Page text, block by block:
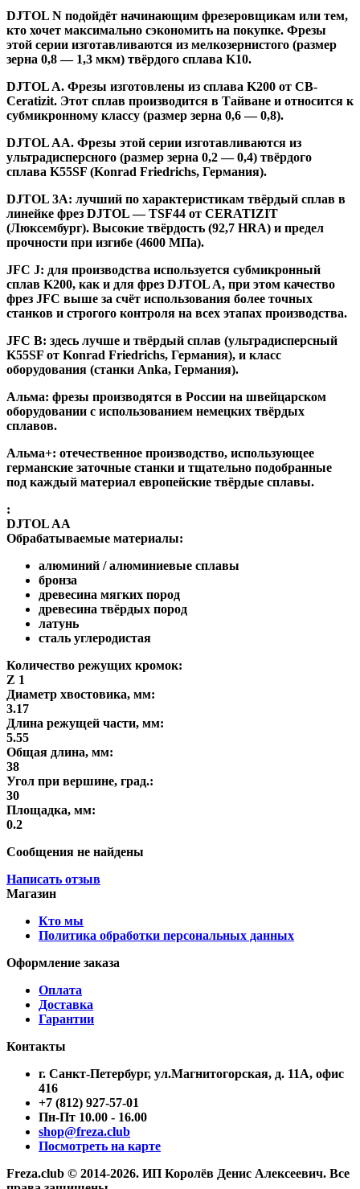
DJTOL N подойдёт начинающим фрезеровщикам или тем,
кто хочет максимально сэкономить на покупке. Фрезы
этой серии изготавливаются из мелкозернистого (размер
зерна 0,8 — 1,3 мкм) твёрдого сплава K10.
DJTOL A. Фрезы изготовлены из сплава K200 от CB-
Ceratizit. Этот сплав производится в Тайване и относится к
субмикронному классу (размер зерна 0,6 — 0,8).
DJTOL AA. Фрезы этой серии изготавливаются из
ультрадисперсного (размер зерна 0,2 — 0,4) твёрдого
сплава K55SF (Konrad Friedrichs, Германия).
DJTOL 3A: лучший по характеристикам твёрдый сплав в
линейке фрез DJTOL — TSF44 от CERATIZIT
(Люксембург). Высокие твёрдость (92,7 HRA) и предел
прочности при изгибе (4600 МПа).
JFC J: для производства используется субмикронный
сплав K200, как и для фрез DJTOL A, при этом качество
фрез JFC выше за счёт использования более точных
станков и строгого контроля на всех этапах производства.
JFC B: здесь лучше и твёрдый сплав (ультрадисперсный
K55SF от Konrad Friedrichs, Германия), и класс
оборудования (станки Anka, Германия).
Альма: фрезы производятся в России на швейцарском
оборудовании с использованием немецких твёрдых
сплавов.
Альма+: отечественное производство, использующее
германские заточные станки и тщательно подобранные
под каждый материал европейские твёрдые сплавы.
:
DJTOL AA
Обрабатываемые материалы:
алюминий / алюминиевые сплавы
бронза
древесина мягких пород
древесина твёрдых пород
латунь
сталь углеродистая
Количество режущих кромок:
Z 1
Диаметр хвостовика, мм:
3.17
Длина режущей части, мм:
5.55
Общая длина, мм:
38
Угол при вершине, град.:
30
Площадка, мм:
0.2
Сообщения не найдены
Написать отзыв
Магазин
Кто мы
Политика обработки персональных данных
Оформление заказа
Оплата
Доставка
Гарантии
Контакты
г. Санкт-Петербург, ул.Магнитогорская, д. 11А, офис
416
+7 (812) 927-57-01
Пн-Пт 10.00 - 16.00
shop@freza.club
Посмотреть на карте
Freza.club © 2014-2026. ИП Королёв Денис Алексеевич. Все